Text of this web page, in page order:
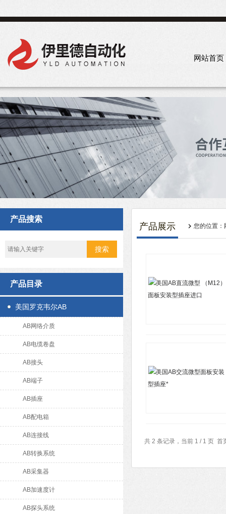
网站首页
产品搜索
产品目录
美国罗克韦尔AB
AB网络介质
AB电缆卷盘
AB接头
AB端子
AB插座
AB配电箱
AB连接线
AB转换系统
AB采集器
AB加速度计
AB探头系统
产品展示 您的位置：
共 2 条记录，当前 1 / 1 页